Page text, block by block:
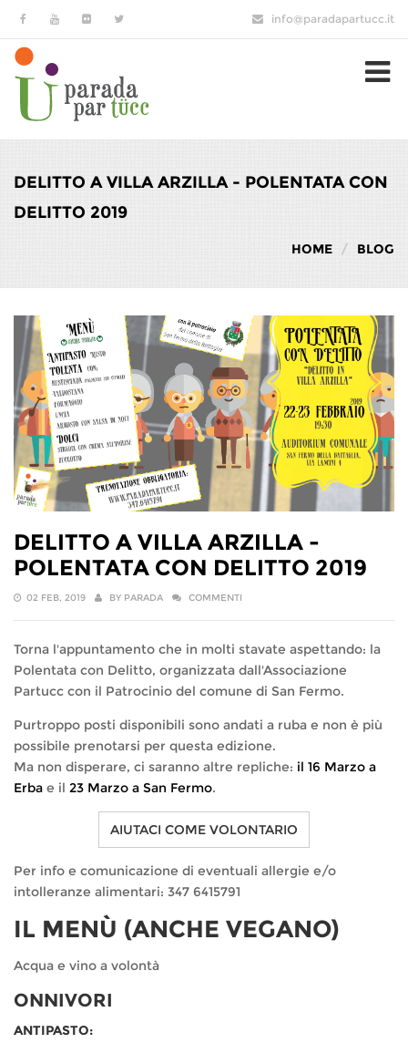
Salta al contenuto principale info@paradapartucc.it
DELITTO A VILLA ARZILLA - POLENTATA CON
DELITTO 2019
HOME BLOG
DELITTO A VILLA ARZILLA -
POLENTATA CON DELITTO 2019
02 FEB, 2019 BY PARADA COMMENTI
Torna l'appuntamento che in molti stavate aspettando: la
Polentata con Delitto, organizzata dall'Associazione
Partucc con il Patrocinio del comune di San Fermo.
Purtroppo posti disponibili sono andati a ruba e non è più
possibile prenotarsi per questa edizione.
Ma non disperare, ci saranno altre repliche: il 16 Marzo a
Erba e il 23 Marzo a San Fermo.
AIUTACI COME VOLONTARIO
Per info e comunicazione di eventuali allergie e/o
intolleranze alimentari: 347 6415791
IL MENÙ (ANCHE VEGANO)
Acqua e vino a volontà
ONNIVORI
ANTIPASTO: